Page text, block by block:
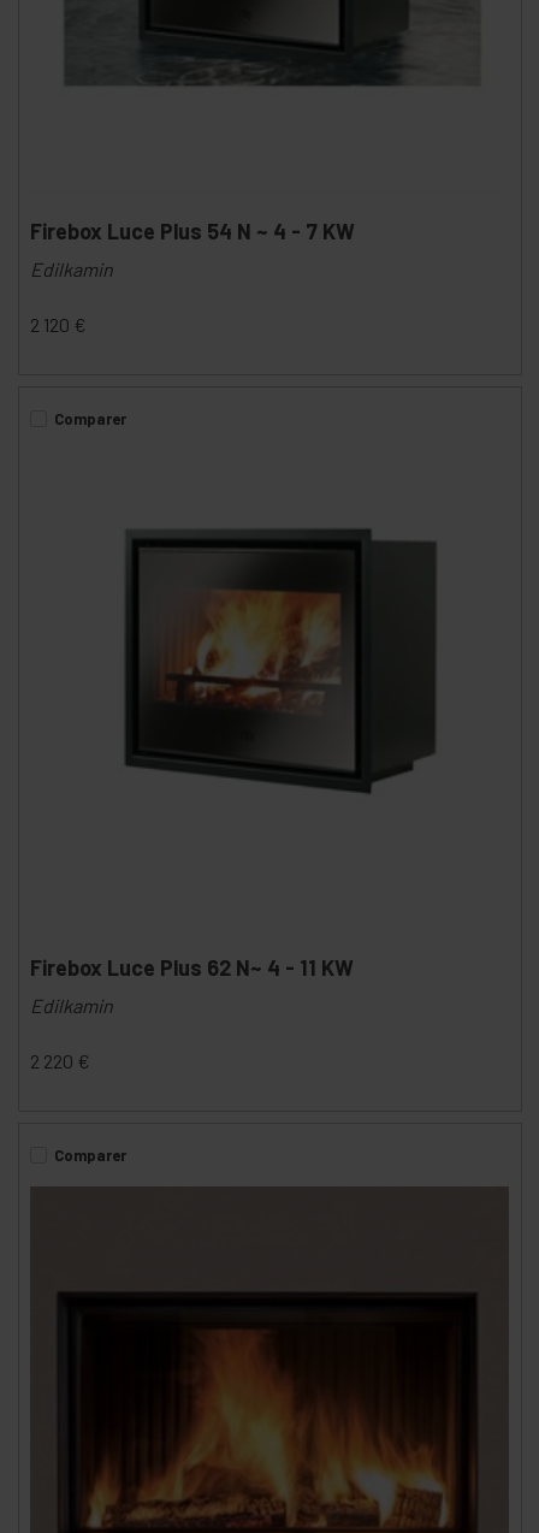
Firebox Luce Plus 54 N ~ 4 - 7 KW
Edilkamin
2 120 €
Comparer
Firebox Luce Plus 62 N~ 4 - 11 KW
Edilkamin
2 220 €
Comparer